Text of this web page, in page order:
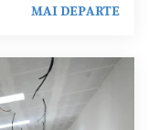
MAI DEPARTE